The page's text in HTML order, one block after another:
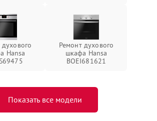
Hansa
Ремонт духового
шкафа Hansa
BOEI681621
Показать все модели